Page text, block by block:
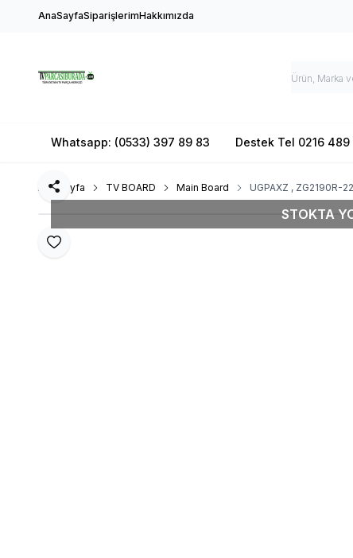
AnaSayfaSiparişlerimHakkımızda
Whatsapp: (0533) 397 89 83 Destek Tel 0216 489
Ana Sayfa TV BOARD Main Board UGPAXZ , ZG2190R-
STOKTA
Favoriye Ekle
Paylaş